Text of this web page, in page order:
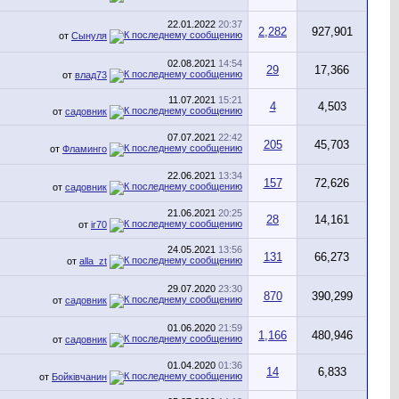
22.01.2022 20:37
от Сынуля 2,282 927,901
02.08.2021 14:54
от влад73 29 17,366
11.07.2021 15:21
от садовник 4 4,503
07.07.2021 22:42
от Фламинго 205 45,703
22.06.2021 13:34
от садовник 157 72,626
21.06.2021 20:25
от ir70 28 14,161
24.05.2021 13:56
от alla_zt 131 66,273
29.07.2020 23:30
от садовник 870 390,299
01.06.2020 21:59
от садовник 1,166 480,946
01.04.2020 01:36
от Бойківчанин 14 6,833